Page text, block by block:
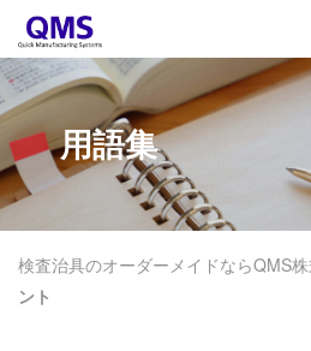
用語集
検査治具のオーダーメイドならQMS
ント